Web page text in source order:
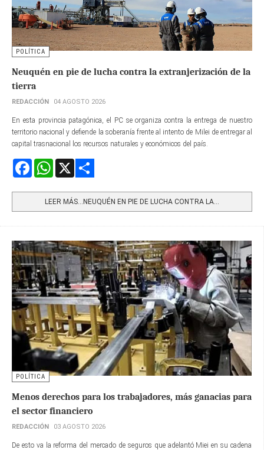
POLÍTICA
Neuquén en pie de lucha contra la extranjerización de la
tierra
REDACCIÓN 04 AGOSTO 2026
En esta provincia patagónica, el PC se organiza contra la entrega de nuestro
territorio nacional y defiende la soberanía frente al intento de Milei de entregar al
capital trasnacional los recursos naturales y económicos del país.
FacebookWhatsApp
LEER MÁS…NEUQUÉN EN PIE DE LUCHA CONTRA LA...
POLÍTICA
Menos derechos para los trabajadores, más ganacias para
el sector financiero
REDACCIÓN 03 AGOSTO 2026
De esto va la reforma del mercado de seguros que adelantó Miei en su cadena